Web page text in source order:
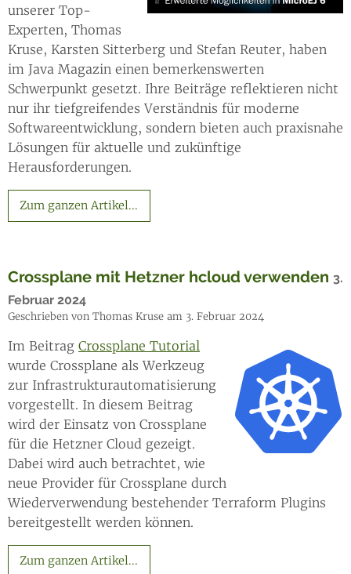
unserer Top-
Experten, Thomas
Kruse, Karsten Sitterberg und Stefan Reuter, haben
im Java Magazin einen bemerkenswerten
Schwerpunkt gesetzt. Ihre Beiträge reflektieren nicht
nur ihr tiefgreifendes Verständnis für moderne
Softwareentwicklung, sondern bieten auch praxisnahe
Lösungen für aktuelle und zukünftige
Herausforderungen.
Zum ganzen Artikel...
Crossplane mit Hetzner hcloud verwenden 3.
Februar 2024
Geschrieben von Thomas Kruse am 3. Februar 2024
Im Beitrag Crossplane Tutorial
wurde Crossplane als Werkzeug
zur Infrastrukturautomatisierung
vorgestellt. In diesem Beitrag
wird der Einsatz von Crossplane
für die Hetzner Cloud gezeigt.
Dabei wird auch betrachtet, wie
neue Provider für Crossplane durch
Wiederverwendung bestehender Terraform Plugins
bereitgestellt werden können.
Zum ganzen Artikel...